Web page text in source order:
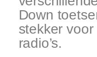
Down
stekker
radio’s.